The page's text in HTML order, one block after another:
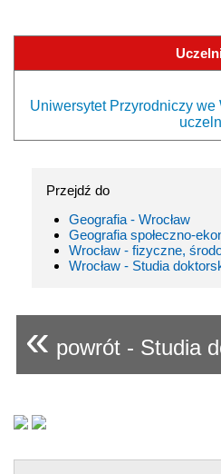
Uniwersytet Przyrodniczy we
Przejdź do
Geografia - Wrocław
Geografia społeczno-
Wrocław - fizyczne,
Wrocław - Studia
« powrót - Studia